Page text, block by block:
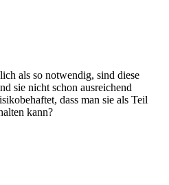
als so notwendig, sind diese
sie nicht schon ausreichend
dass man sie als Teil
kann?